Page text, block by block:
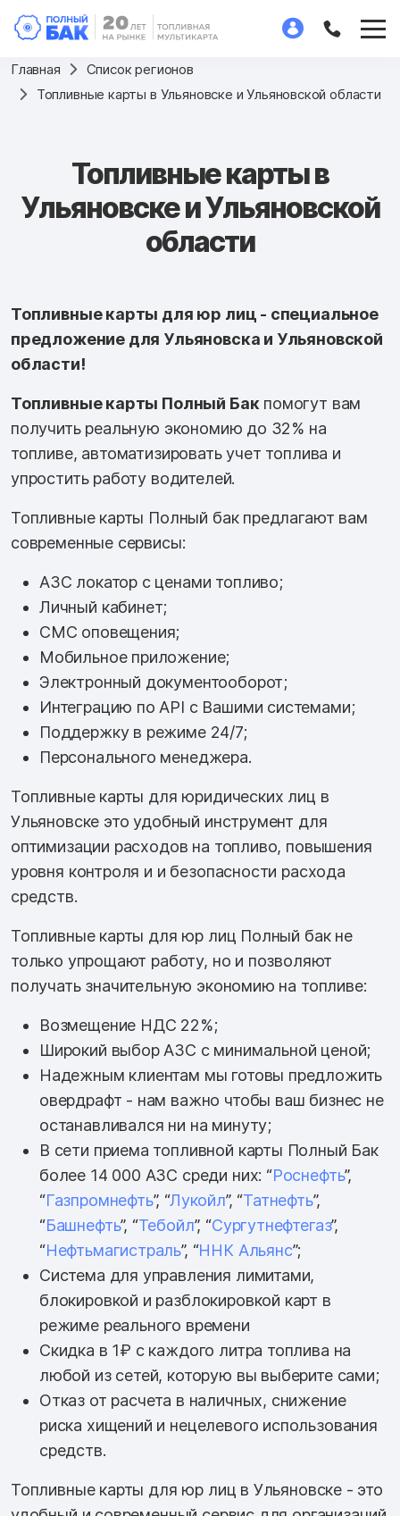
Главная
Список регионов
Топливные карты в Ульяновске и Ульяновской области
Топливные карты в
Ульяновске и Ульяновской
области
Топливные карты для юр лиц - специальное
предложение для Ульяновска и Ульяновской
области!
Топливные карты Полный Бак помогут вам
получить реальную экономию до 32% на
топливе, автоматизировать учет топлива и
упростить работу водителей.
Топливные карты Полный бак предлагают вам
современные сервисы:
АЗС локатор с ценами топливо;
Личный кабинет;
СМС оповещения;
Мобильное приложение;
Электронный документооборот;
Интеграцию по API с Вашими системами;
Поддержку в режиме 24/7;
Персонального менеджера.
Топливные карты для юридических лиц в
Ульяновске это удобный инструмент для
оптимизации расходов на топливо, повышения
уровня контроля и и безопасности расхода
средств.
Топливные карты для юр лиц Полный бак не
только упрощают работу, но и позволяют
получать значительную экономию на топливе:
Возмещение НДС 22%;
Широкий выбор АЗС с минимальной ценой;
Надежным клиентам мы готовы предложить
овердрафт - нам важно чтобы ваш бизнес не
останавливался ни на минуту;
В сети приема топливной карты Полный Бак
более 14 000 АЗС среди них: “Роснефть”,
“Газпромнефть”, “Лукойл”, “Татнефть”,
“Башнефть”, “Тебойл”, “Сургутнефтегаз”,
“Нефтьмагистраль”, “ННК Альянс”;
Система для управления лимитами,
блокировкой и разблокировкой карт в
режиме реального времени
Скидка в 1₽ с каждого литра топлива на
любой из сетей, которую вы выберите сами;
Отказ от расчета в наличных, снижение
риска хищений и нецелевого использования
средств.
Топливные карты для юр лиц в Ульяновске - это